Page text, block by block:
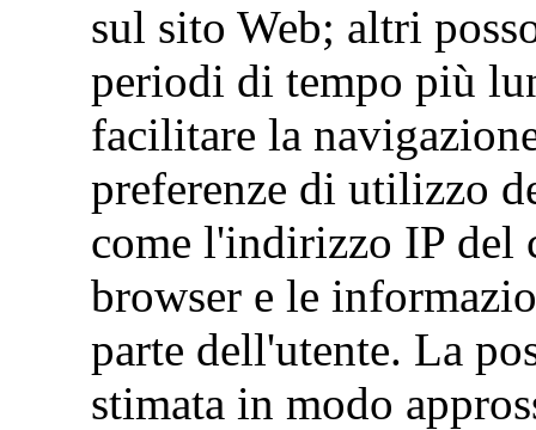
sul sito Web; altri
periodi di tempo più
facilitare la
preferenze di utilizzo
come l'indirizzo IP del
browser e le
parte dell'utente. La
stimata in modo